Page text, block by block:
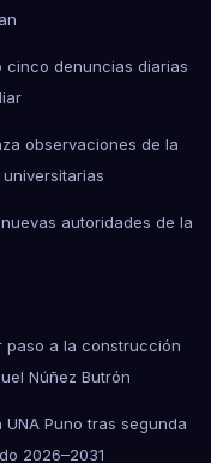
cinco denuncias diarias
observaciones de la
autoridades de la
paso a la construcción
Núñez Butrón
Puno tras segunda
2026–2031